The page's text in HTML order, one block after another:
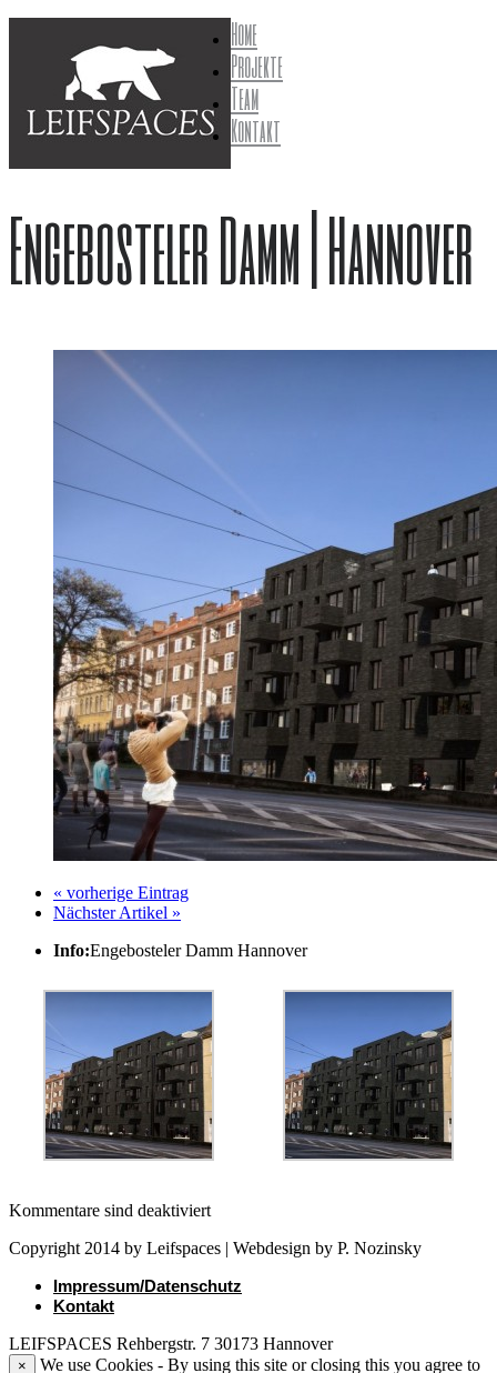
Home
Projekte
Team
Kontakt
Engebosteler Damm | Hannover
« vorherige Eintrag
Nächster Artikel »
Info:Engebosteler Damm Hannover
Kommentare sind deaktiviert
Copyright 2014 by Leifspaces | Webdesign by P. Nozinsky
Impressum/Datenschutz
Kontakt
LEIFSPACES Rehbergstr. 7 30173 Hannover
×
We use Cookies - By using this site or closing this you agree to